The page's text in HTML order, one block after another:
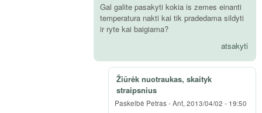
Gal galite pasakyti kokia is zemes einanti
temperatura nakti kai tik pradedama sildyti
ir ryte kai baigiama?
atsakyti
Žiūrėk nuotraukas, skaityk
straipsnius
Paskelbė Petras-Ant, 2013/04/02 - 19:50